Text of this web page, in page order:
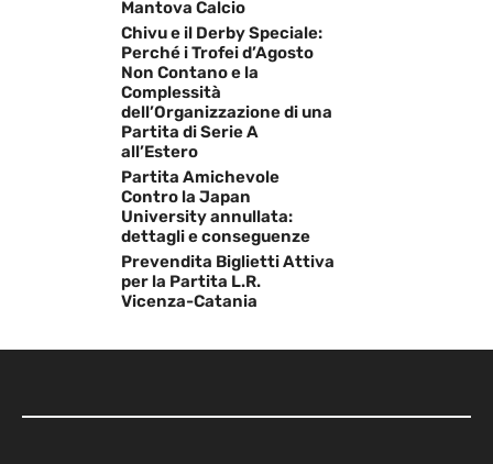
Mantova Calcio
Chivu e il Derby Speciale:
Perché i Trofei d’Agosto
Non Contano e la
Complessità
dell’Organizzazione di una
Partita di Serie A
all’Estero
Partita Amichevole
Contro la Japan
University annullata:
dettagli e conseguenze
Prevendita Biglietti Attiva
per la Partita L.R.
Vicenza-Catania